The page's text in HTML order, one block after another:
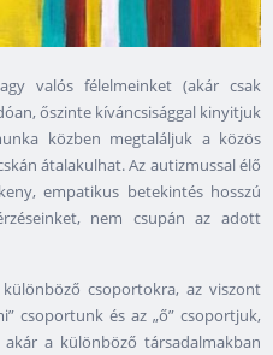
valós félelmeinket (akár csak
őszinte kíváncsisággal kinyitjuk
közben megtaláljuk a közös
átalakulhat. Az autizmussal élő
empatikus betekintés hosszú
nem csupán az adott
csoportokra, az viszont
csoportunk és az „ő” csoportjuk,
a különböző társadalmakban